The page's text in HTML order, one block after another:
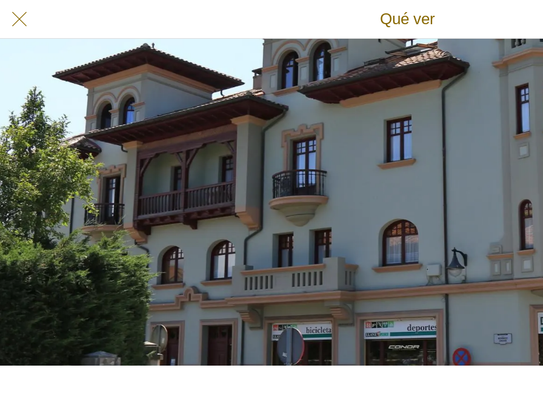
Qué ver